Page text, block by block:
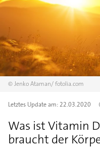
©Jenko Ataman/fotolia.com
Letztes Update am:22.03.2020
Was ist Vitamin
braucht der